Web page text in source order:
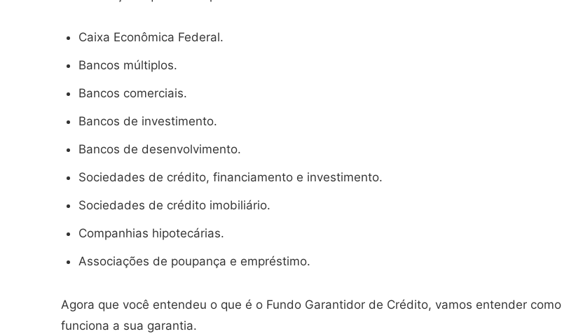
Caixa Econômica Federal.
Bancos múltiplos.
Bancos comerciais.
Bancos de investimento.
Bancos de desenvolvimento.
Sociedades de crédito, financiamento e investimento.
Sociedades de crédito imobiliário.
Companhias hipotecárias.
Associações de poupança e empréstimo.
Agora que você entendeu o que é o Fundo Garantidor de Crédito, vamos entender como
funciona a sua garantia.